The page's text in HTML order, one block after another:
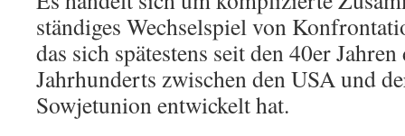
ständiges Wechselspiel von
das sich spätestens seit den 40er
Jahrhunderts zwischen den USA und
Sowjetunion entwickelt hat.